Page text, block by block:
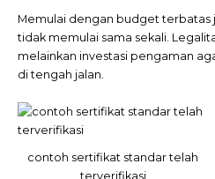
Memulai dengan budget terbatas
tidak memulai sama sekali.
melainkan investasi pengaman
di tengah jalan.
contoh sertifikat standar telah
terverifikasi